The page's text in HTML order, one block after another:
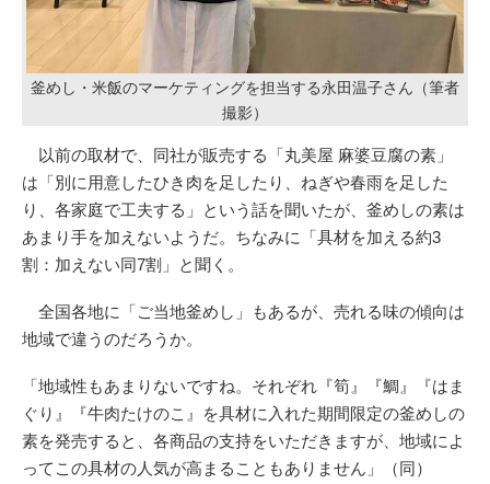
釜めし・米飯のマーケティングを担当する永田温子さん（筆者
撮影）
以前の取材で、同社が販売する「丸美屋 麻婆豆腐の素」
は「別に用意したひき肉を足したり、ねぎや春雨を足した
り、各家庭で工夫する」という話を聞いたが、釜めしの素は
あまり手を加えないようだ。ちなみに「具材を加える約3
割：加えない同7割」と聞く。
全国各地に「ご当地釜めし」もあるが、売れる味の傾向は
地域で違うのだろうか。
「地域性もあまりないですね。それぞれ『筍』『鯛』『はま
ぐり』『牛肉たけのこ』を具材に入れた期間限定の釜めしの
素を発売すると、各商品の支持をいただきますが、地域によ
ってこの具材の人気が高まることもありません」（同）